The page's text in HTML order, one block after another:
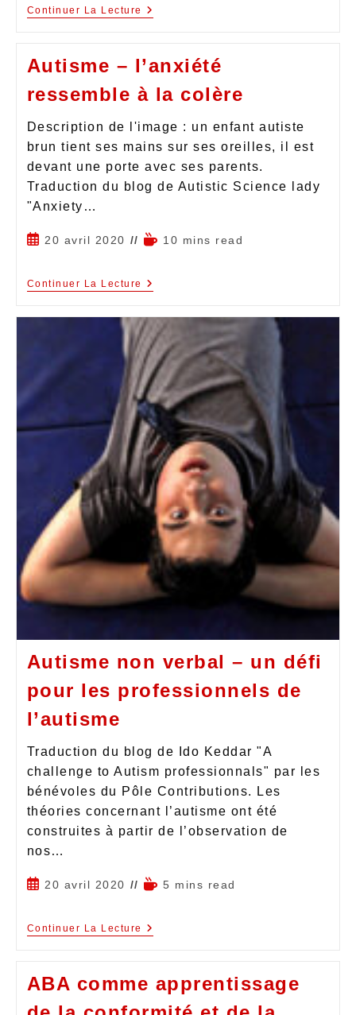
Continuer La Lecture
Autisme – l’anxiété
ressemble à la colère
Description de l'image : un enfant autiste
brun tient ses mains sur ses oreilles, il est
devant une porte avec ses parents.
Traduction du blog de Autistic Science lady
"Anxiety…
20 avril 2020 10 mins read
Continuer La Lecture
Autisme non verbal – un défi
pour les professionnels de
l’autisme
Traduction du blog de Ido Keddar "A
challenge to Autism professionnals" par les
bénévoles du Pôle Contributions. Les
théories concernant l’autisme ont été
construites à partir de l’observation de
nos…
20 avril 2020 5 mins read
Continuer La Lecture
ABA comme apprentissage